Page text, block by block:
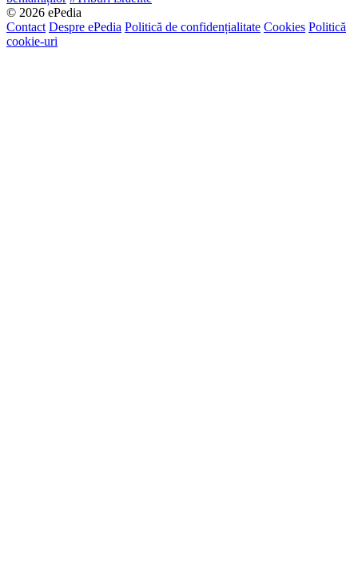
© 2026 ePedia
Contact Despre ePedia Politică de confidențialitate Cookies Politică
cookie-uri